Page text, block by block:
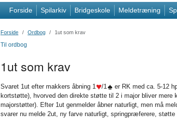
Forside Spilarkiv Bridgeskole Meldetræning
Forside Ordbog 1ut som krav
Til ordbog
1ut som krav
Svaret 1ut efter makkers åbning 1 /1
er RK med ca. 5-12
kortstøtte), hvorved den direkte støtte til 2 i major bliver
majorstøtter). Efter 1ut genmelder åbner naturligt, men må
svarer nu melde 2ut, ny farve naturligt, springpræferere,